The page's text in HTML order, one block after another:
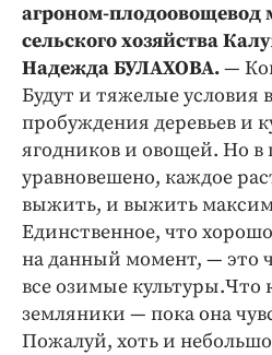
Спорт
Экономика и бизнес
ПРОЕКТЫ
Блоги
Медиаперсона
Интересное чтиво
Клиника года
Бренд года
Работодатель года
агроном-плодоовощевод
сельского хозяйства
Надежда БУЛАХОВА.—
Будут и тяжелые условия
пробуждения деревьев и
ягодников и овощей. Но в
уравновешено, каждое
выжить, и выжить
Единственное, что хорошо
на данный момент, — это
все озимые культуры.Что
земляники — пока она
Пожалуй, хоть и